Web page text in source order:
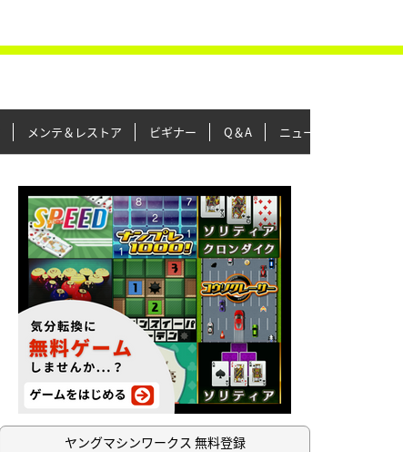
メンテ＆レストア ビギナー Q＆A ニュース＆トピックス
ヤングマシンワークス 無料登録